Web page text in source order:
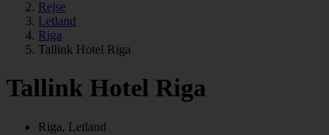
Rejse
Letland
Riga
Tallink Hotel Riga
Tallink Hotel Riga
Riga, Letland